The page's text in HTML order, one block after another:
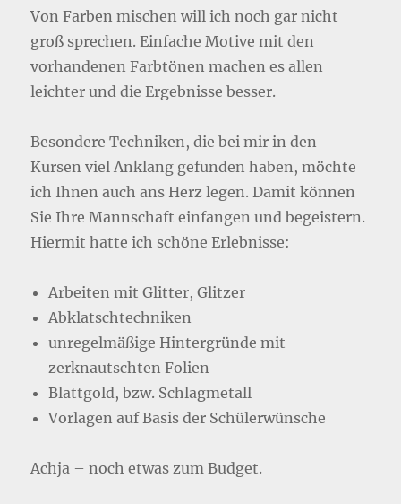
Von Farben mischen will ich noch gar nicht
groß sprechen. Einfache Motive mit den
vorhandenen Farbtönen machen es allen
leichter und die Ergebnisse besser.
Besondere Techniken, die bei mir in den
Kursen viel Anklang gefunden haben, möchte
ich Ihnen auch ans Herz legen. Damit können
Sie Ihre Mannschaft einfangen und begeistern.
Hiermit hatte ich schöne Erlebnisse:
Arbeiten mit Glitter, Glitzer
Abklatschtechniken
unregelmäßige Hintergründe mit
zerknautschten Folien
Blattgold, bzw. Schlagmetall
Vorlagen auf Basis der Schülerwünsche
Achja – noch etwas zum Budget.